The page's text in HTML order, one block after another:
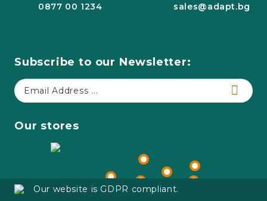
0877 00 1234 sales@adapt.bg
Subscribe to our Newsletter:
Our stores
Our website is GDPR compliant.